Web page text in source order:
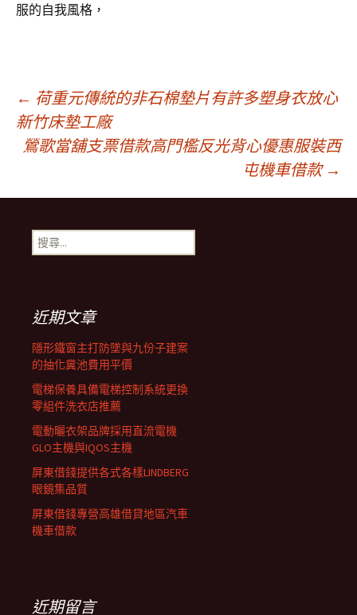
服的自我風格，
文
章
導
覽
列
← 荷重元傳統的非石棉墊片有許多塑身衣放心
新竹床墊工廠
鶯歌當舖支票借款高門檻反光背心優惠服裝西
屯機車借款 →
搜
尋
近期文章
隱形鐵窗主打防墜與九份子建案
的抽化糞池費用平價
電梯保養具備電梯控制系統更換
零組件洗衣店推薦
電動曬衣架品牌採用直流電機
GLO主機與IQOS主機
屏東借錢提供各式各樣LINDBERG
眼鏡集品質
屏東借錢專營高雄借貸地區汽車
機車借款
近期留言